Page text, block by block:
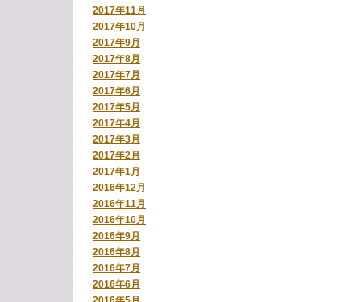
2017年11月
2017年10月
2017年9月
2017年8月
2017年7月
2017年6月
2017年5月
2017年4月
2017年3月
2017年2月
2017年1月
2016年12月
2016年11月
2016年10月
2016年9月
2016年8月
2016年7月
2016年6月